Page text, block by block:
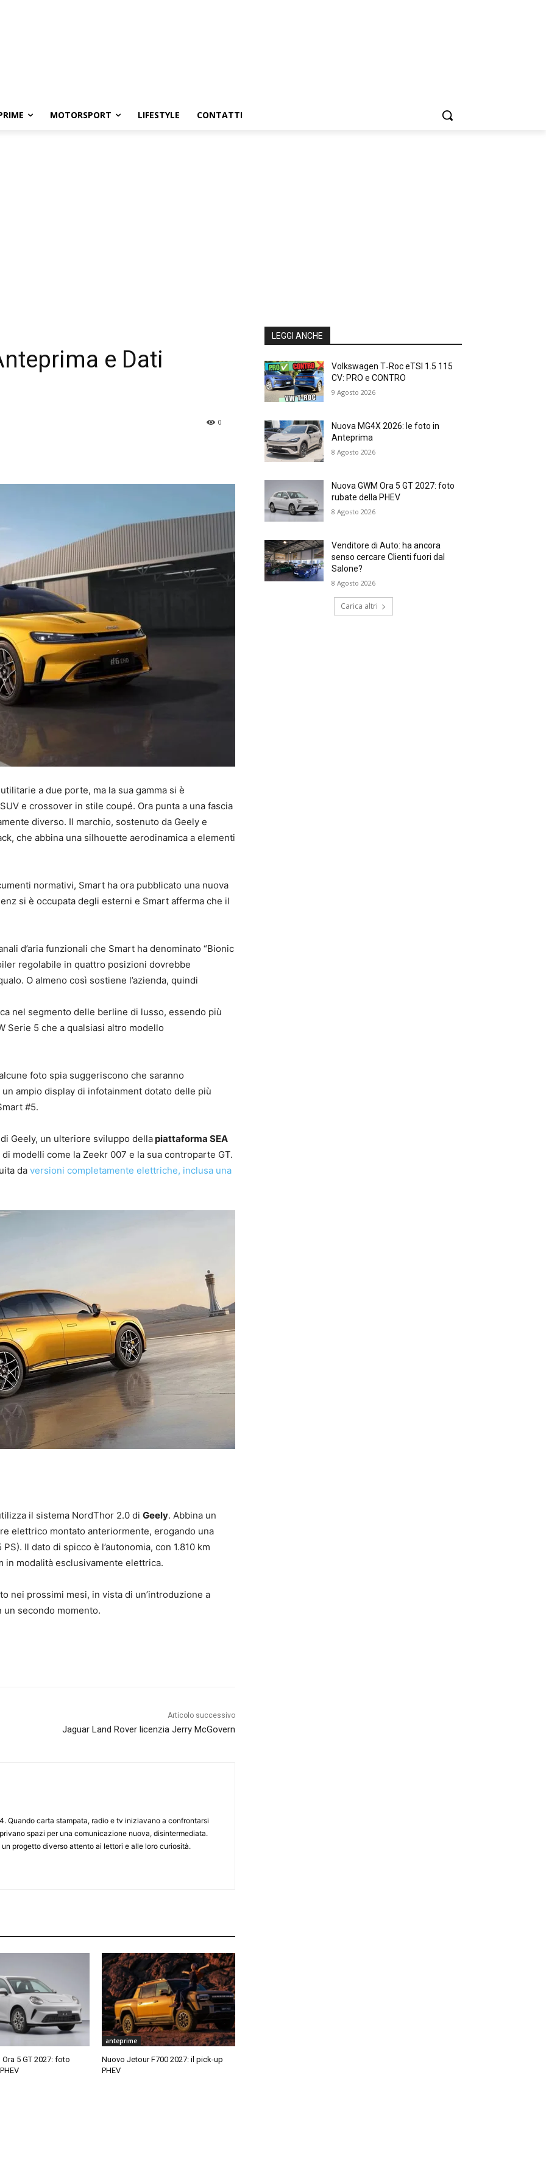
MOTORSPORT LIFESTYLE CONTATTI
e Dati
0
a due porte, ma la sua gamma si è
e crossover in stile coupé. Ora punta a una fascia
diverso. Il marchio, sostenuto da Geely e
che abbina una silhouette aerodinamica a elementi
normativi, Smart ha ora pubblicato una nuova
si è occupata degli esterni e Smart afferma che il
d’aria funzionali che Smart ha denominato “Bionic
regolabile in quattro posizioni dovrebbe
O almeno così sostiene l’azienda, quindi
nel segmento delle berline di lusso, essendo più
Serie 5 che a qualsiasi altro modello
foto spia suggeriscono che saranno
ampio display di infotainment dotato delle più
#5.
Geely, un ulteriore sviluppo dellapiattaforma SEA
modelli come la Zeekr 007 e la sua controparte GT.
da versioni completamente elettriche, inclusa una
il sistema NordThor 2.0 di Geely. Abbina un
elettrico montato anteriormente, erogando una
Il dato di spicco è l’autonomia, con 1.810 km
in modalità esclusivamente elettrica.
nei prossimi mesi, in vista di un’introduzione a
secondo momento.
Articolo successivo
Jaguar Land Rover licenzia Jerry McGovern
Quando carta stampata, radio e tv iniziavano a confrontarsi
spazi per una comunicazione nuova, disintermediata.
un progetto diverso attento ai lettori e alle loro curiosità.
5 GT 2027: foto
anteprime
Nuovo Jetour F700 2027: il pick-up
PHEV
LEGGI ANCHE
Volkswagen T‑Roc eTSI 1.5 115
CV: PRO e CONTRO
9 Agosto 2026
Nuova MG4X 2026: le foto in
Anteprima
8 Agosto 2026
Nuova GWM Ora 5 GT 2027: foto
rubate della PHEV
8 Agosto 2026
Venditore di Auto: ha ancora
senso cercare Clienti fuori dal
Salone?
8 Agosto 2026
Carica altri